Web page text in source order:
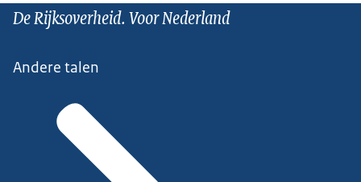
De Rijksoverheid. Voor Nederland
Andere talen